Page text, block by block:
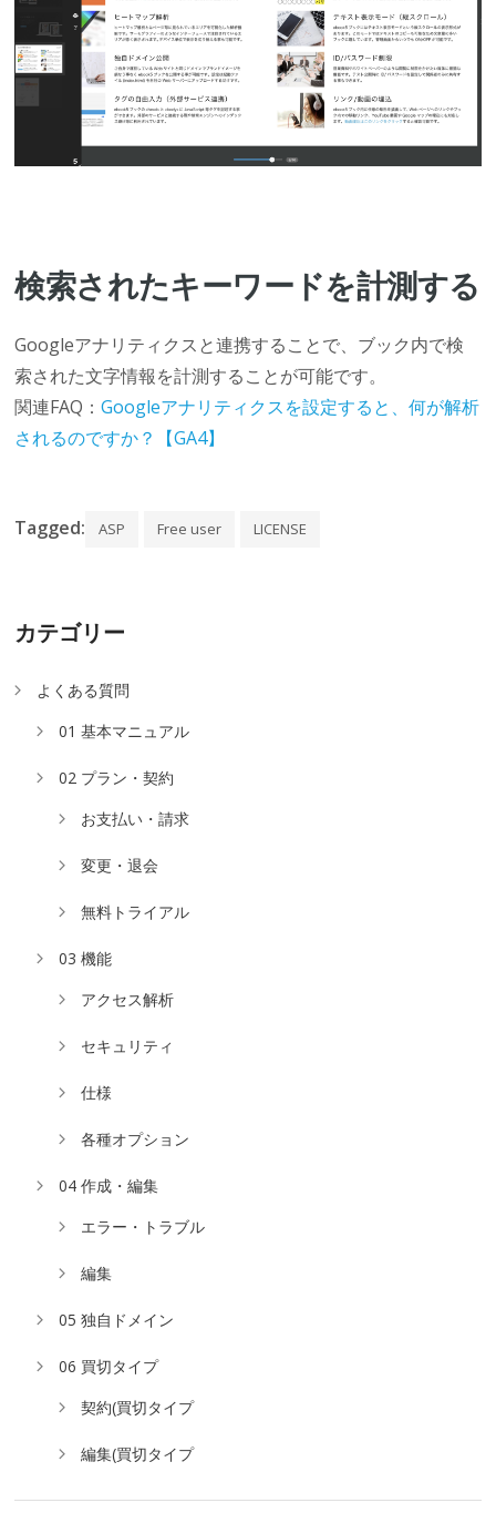
検索されたキーワードを計測する
Googleアナリティクスと連携することで、ブック内で検
索された文字情報を計測することが可能です。
関連FAQ：Googleアナリティクスを設定すると、何が解析
されるのですか？【GA4】
Tagged: ASP Free user LICENSE
カテゴリー
よくある質問
01 基本マニュアル
02 プラン・契約
お支払い・請求
変更・退会
無料トライアル
03 機能
アクセス解析
セキュリティ
仕様
各種オプション
04 作成・編集
エラー・トラブル
編集
05 独自ドメイン
06 買切タイプ
契約(買切タイプ
編集(買切タイプ